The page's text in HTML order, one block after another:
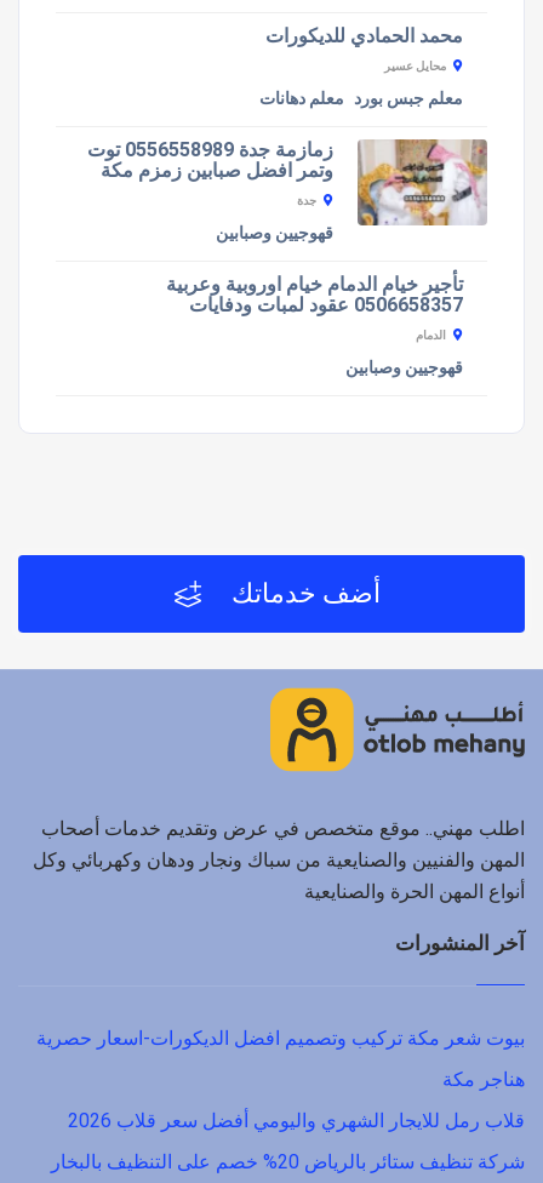
محمد الحمادي للديكورات
محايل عسير
معلم جبس بورد معلم دهانات
زمازمة جدة 0556558989 توت
وتمر افضل صبابين زمزم مكة
جدة
قهوجيين وصبابين
تأجير خيام الدمام خيام اوروبية وعربية
0506658357 عقود لمبات ودفايات
الدمام
قهوجيين وصبابين
أضف خدماتك
اطلب مهني.. موقع متخصص في عرض وتقديم خدمات أصحاب
المهن والفنيين والصنايعية من سباك ونجار ودهان وكهربائي وكل
أنواع المهن الحرة والصنايعية
آخر المنشورات
بيوت شعر مكة تركيب وتصميم افضل الديكورات-اسعار حصرية
هناجر مكة
قلاب رمل للايجار الشهري واليومي أفضل سعر قلاب 2026
شركة تنظيف ستائر بالرياض 20% خصم على التنظيف بالبخار